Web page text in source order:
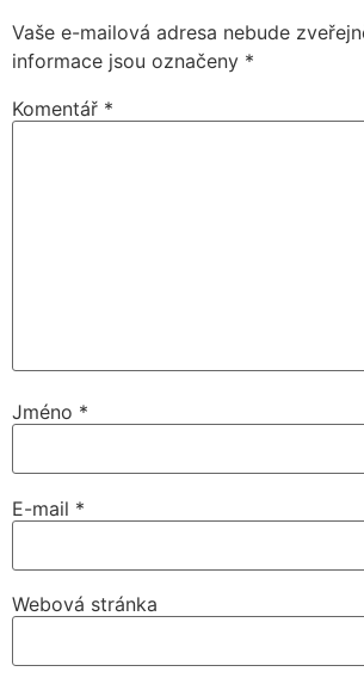
Vaše e-mailová adresa nebude
informace jsou označeny *
Komentář *
Jméno *
E-mail *
Webová stránka